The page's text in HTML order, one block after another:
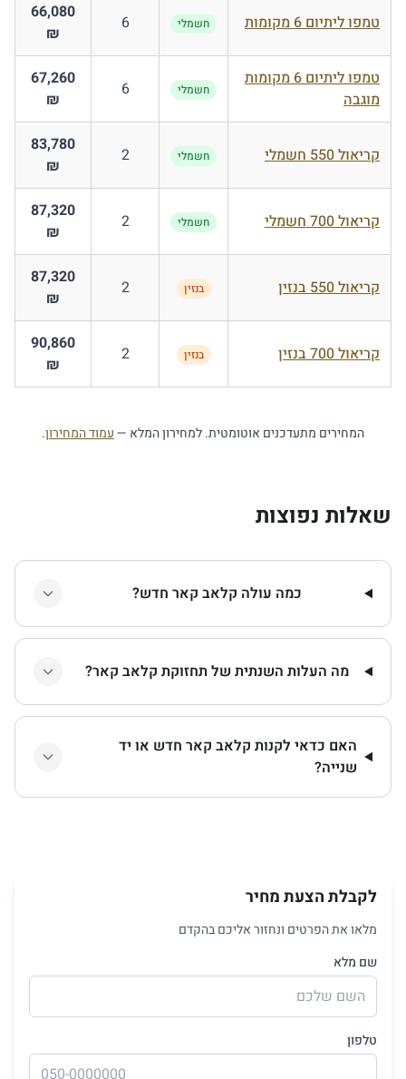
טמפו ליתיום 6 מקומות חשמלי 6
66,080
₪
טמפו ליתיום 6 מקומות
מוגבה
חשמלי 6
67,260
₪
קריאול 550 חשמלי חשמלי 2
83,780
₪
קריאול 700 חשמלי חשמלי 2
87,320
₪
קריאול 550 בנזין בנזין 2
87,320
₪
קריאול 700 בנזין בנזין 2
90,860
₪
המחירים מתעדכנים אוטומטית. למחירון המלא —עמוד המחירון.
שאלות נפוצות
כמה עולה קלאב קאר חדש?
מה העלות השנתית של תחזוקת קלאב קאר?
האם כדאי לקנות קלאב קאר חדש או יד
שנייה?
לקבלת הצעת מחיר
מלאו את הפרטים ונחזור אליכם בהקדם
שם מלא
טלפון